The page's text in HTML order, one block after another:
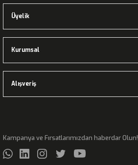
Üyelik
Kurumsal
Alışveriş
Kampanya ve Fırsatlarımızdan haberdar Olun!